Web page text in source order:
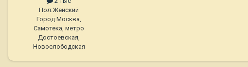
Пол:Женский
Город:Москва,
Самотека, метро
Достоевская,
Новослободская